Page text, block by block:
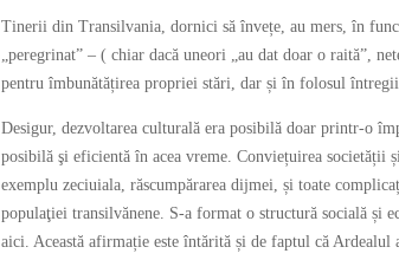
Tinerii din Transilvania, dornici să învețe, au mers, în
„peregrinat” – ( chiar dacă uneori „au dat doar o raită”,
pentru îmbunătățirea propriei stări, dar și în folosul întregii
Desigur, dezvoltarea culturală era posibilă doar printr-o
posibilă şi eficientă în acea vreme. Conviețuirea societății
exemplu zeciuiala, răscumpărarea dijmei, și toate
populaţiei transilvănene. S-a format o structură socială și
aici. Această afirmație este întărită și de faptul că